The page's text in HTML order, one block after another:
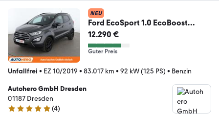
NEU
Ford EcoSport 1.0 EcoBoost
Cool&Connect Aut.*NAVI*PDC
12.290 €
Guter Preis
Unfallfrei • EZ 10/2019 • 83.017 km • 92 kW (125 PS) • Benzin
Autohero GmbH Dresden
01187 Dresden
5 Sterne
(4)